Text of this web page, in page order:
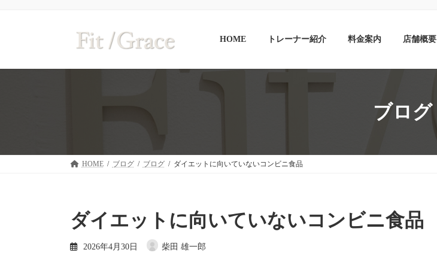
へ
ョ
HOME トレーナー紹介 料金案内 店舗概要
ブログ
HOME ブログ ブログ ダイエットに向いていないコンビニ食品
ダイエットに向いていないコンビニ食品
2026年4月30日 柴田 雄一郎